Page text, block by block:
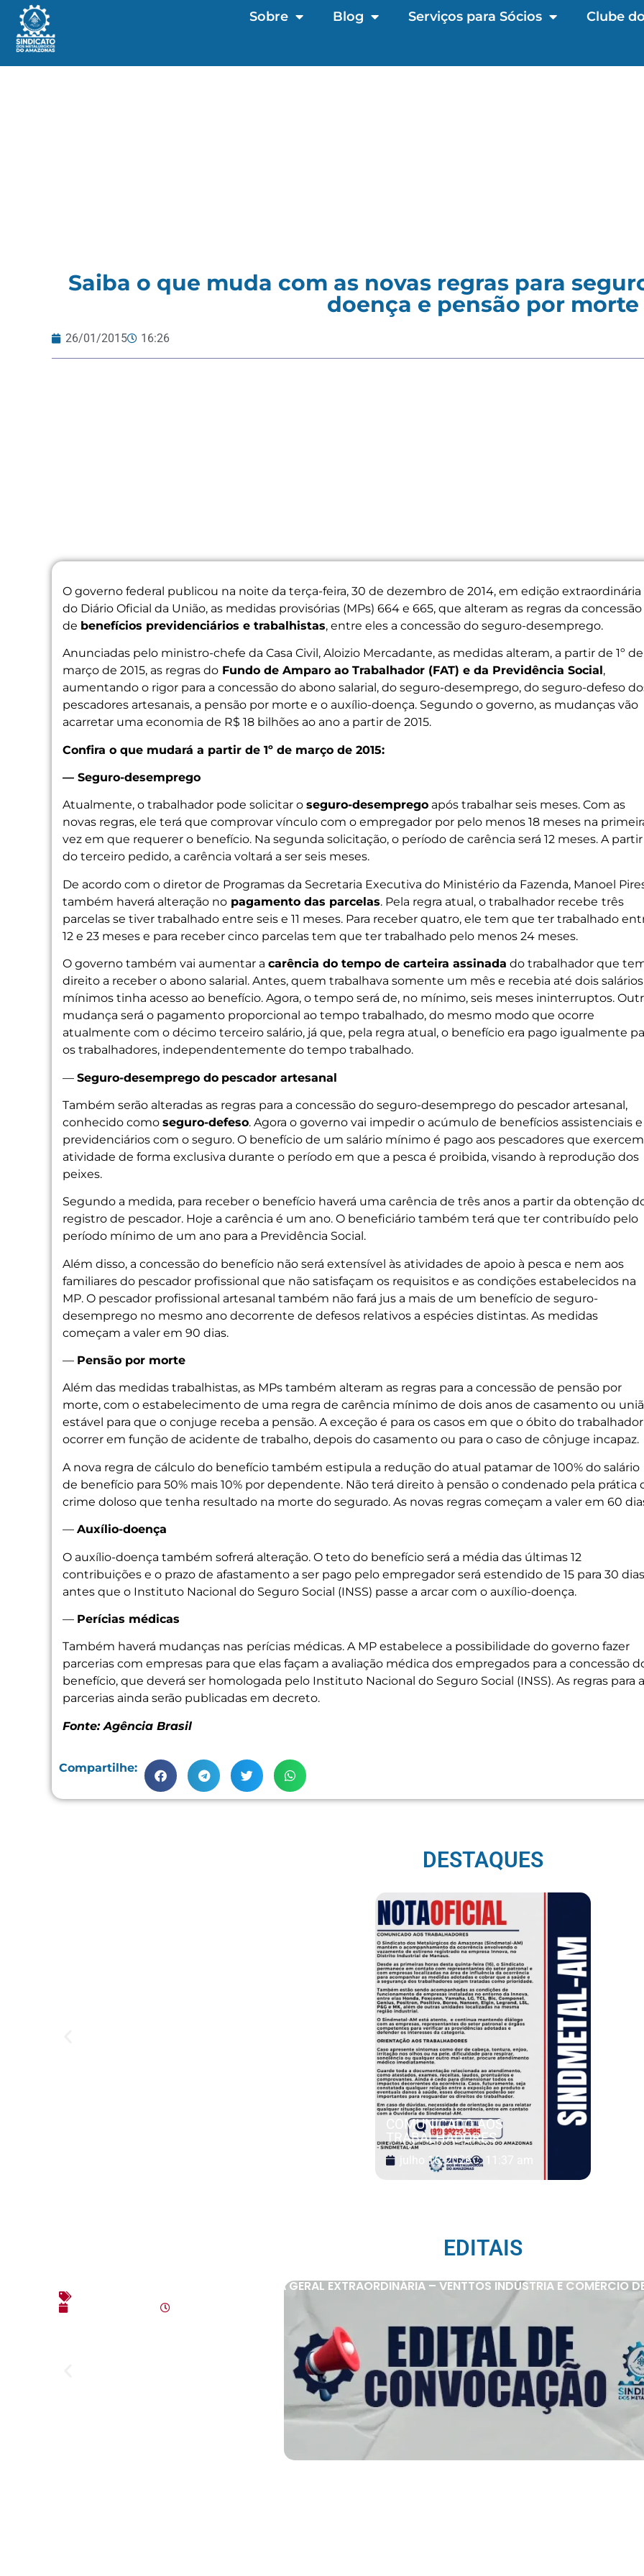
Sobre Blog Serviços para Sócios Clube
Saiba o que muda com as novas regras para
doença e pensão por morte
26/01/2015 16:26
O governo federal publicou na noite da terça-feira, 30 de dezembro de 2014, em edição extraordinária
do Diário Oficial da União, as medidas provisórias (MPs) 664 e 665, que alteram as regras da concessão
de benefícios previdenciários e trabalhistas, entre eles a concessão do seguro-desemprego.
Anunciadas pelo ministro-chefe da Casa Civil, Aloizio Mercadante, as medidas alteram, a partir de 1º de
março de 2015, as regras do Fundo de Amparo ao Trabalhador (FAT) e da Previdência Social,
aumentando o rigor para a concessão do abono salarial, do seguro-desemprego, do seguro-defeso
pescadores artesanais, a pensão por morte e o auxílio-doença. Segundo o governo, as mudanças vão
acarretar uma economia de R$ 18 bilhões ao ano a partir de 2015.
Confira o que mudará a partir de 1º de março de 2015:
— Seguro-desemprego
Atualmente, o trabalhador pode solicitar o seguro-desemprego após trabalhar seis meses. Com as
novas regras, ele terá que comprovar vínculo com o empregador por pelo menos 18 meses na
vez em que requerer o benefício. Na segunda solicitação, o período de carência será 12 meses. A partir
do terceiro pedido, a carência voltará a ser seis meses.
De acordo com o diretor de Programas da Secretaria Executiva do Ministério da Fazenda, Manoel
também haverá alteração no pagamento das parcelas. Pela regra atual, o trabalhador recebe três
parcelas se tiver trabalhado entre seis e 11 meses. Para receber quatro, ele tem que ter trabalhado
12 e 23 meses e para receber cinco parcelas tem que ter trabalhado pelo menos 24 meses.
O governo também vai aumentar a carência do tempo de carteira assinada do trabalhador que
direito a receber o abono salarial. Antes, quem trabalhava somente um mês e recebia até dois salários
mínimos tinha acesso ao benefício. Agora, o tempo será de, no mínimo, seis meses ininterruptos.
mudança será o pagamento proporcional ao tempo trabalhado, do mesmo modo que ocorre
atualmente com o décimo terceiro salário, já que, pela regra atual, o benefício era pago igualmente
os trabalhadores, independentemente do tempo trabalhado.
— Seguro-desemprego do pescador artesanal
Também serão alteradas as regras para a concessão do seguro-desemprego do pescador artesanal,
conhecido como seguro-defeso. Agora o governo vai impedir o acúmulo de benefícios assistenciais e
previdenciários com o seguro. O benefício de um salário mínimo é pago aos pescadores que
atividade de forma exclusiva durante o período em que a pesca é proibida, visando à reprodução dos
peixes.
Segundo a medida, para receber o benefício haverá uma carência de três anos a partir da obtenção
registro de pescador. Hoje a carência é um ano. O beneficiário também terá que ter contribuído pelo
período mínimo de um ano para a Previdência Social.
Além disso, a concessão do benefício não será extensível às atividades de apoio à pesca e nem aos
familiares do pescador profissional que não satisfaçam os requisitos e as condições estabelecidos na
MP. O pescador profissional artesanal também não fará jus a mais de um benefício de seguro-
desemprego no mesmo ano decorrente de defesos relativos a espécies distintas. As medidas
começam a valer em 90 dias.
— Pensão por morte
Além das medidas trabalhistas, as MPs também alteram as regras para a concessão de pensão por
morte, com o estabelecimento de uma regra de carência mínimo de dois anos de casamento ou
estável para que o conjuge receba a pensão. A exceção é para os casos em que o óbito do trabalhador
ocorrer em função de acidente de trabalho, depois do casamento ou para o caso de cônjuge incapaz.
A nova regra de cálculo do benefício também estipula a redução do atual patamar de 100% do salário
de benefício para 50% mais 10% por dependente. Não terá direito à pensão o condenado pela prática
crime doloso que tenha resultado na morte do segurado. As novas regras começam a valer em 60
— Auxílio-doença
O auxílio-doença também sofrerá alteração. O teto do benefício será a média das últimas 12
contribuições e o prazo de afastamento a ser pago pelo empregador será estendido de 15 para 30
antes que o Instituto Nacional do Seguro Social (INSS) passe a arcar com o auxílio-doença.
— Perícias médicas
Também haverá mudanças nas perícias médicas. A MP estabelece a possibilidade do governo fazer
parcerias com empresas para que elas façam a avaliação médica dos empregados para a concessão
benefício, que deverá ser homologada pelo Instituto Nacional do Seguro Social (INSS). As regras para
parcerias ainda serão publicadas em decreto.
Fonte: Agência Brasil
Compartilhe:
DESTAQUES
COMUNICADO AOS
TRABALHADORES
julho 16, 2026
EDITAIS
EDITAL DE CONVOCAÇÃO – ASSEMBLEIA GERAL EXTRAORDINÁRIA – VENTTOS INDÚSTRIA E COMÉRCIO